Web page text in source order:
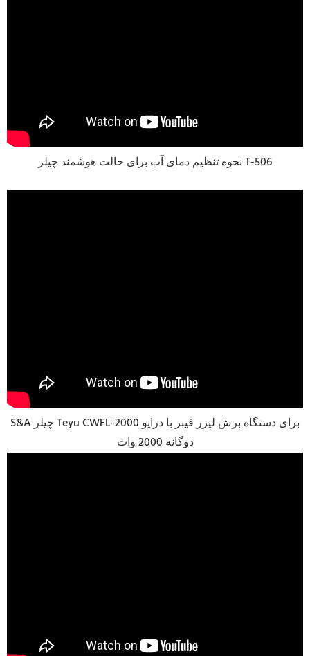
نحوه تنظیم دمای آب برای حالت هوشمند چیلر T-506
S&A چیلر Teyu CWFL-2000 برای دستگاه برش لیزر فیبر با درایو
دوگانه 2000 وات